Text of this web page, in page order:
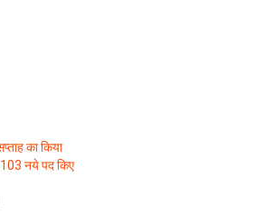
का किया
103 नये पद किए